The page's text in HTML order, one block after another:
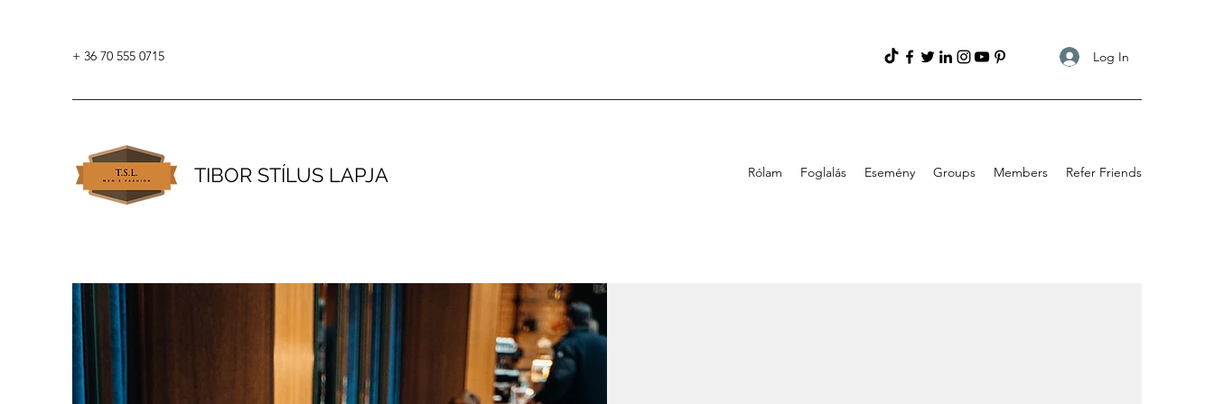
+ 36 70 555 0715 Log In
TIBOR STÍLUS LAPJA Rólam Foglalás Esemény Groups Members Refer Friends